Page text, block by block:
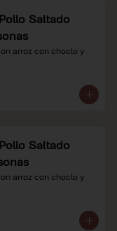
Saltado
arroz con choclo y
están expresados en
impuestos de ley y
Saltado
arroz con choclo y
están expresados en
impuestos de ley y